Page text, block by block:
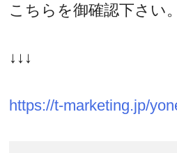
こちらを御確認下さい。
↓↓↓
https://t-marketing.jp/